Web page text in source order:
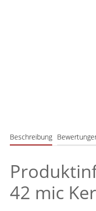
Beschreibung
42 mic